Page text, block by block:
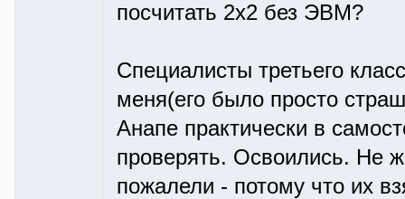
посчитать 2х2 без ЭВМ?
Специалисты третьего
меня(его было просто
Анапе практически в
проверять. Освоились. Не
пожалели - потому что их